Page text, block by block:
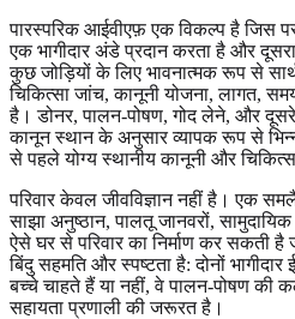
पारस्परिक आईवीएफ़ एक विकल्प है जिस
एक भागीदार अंडे प्रदान करता है और
कुछ जोड़ियों के लिए भावनात्मक रूप से
चिकित्सा जांच, कानूनी योजना, लागत,
है। डोनर, पालन-पोषण, गोद लेने, और दूसरे
कानून स्थान के अनुसार व्यापक रूप से
से पहले योग्य स्थानीय कानूनी और चिकित्सा
परिवार केवल जीवविज्ञान नहीं है। एक
साझा अनुष्ठान, पालतू जानवरों,
ऐसे घर से परिवार का निर्माण कर सकती
बिंदु सहमति और स्पष्टता है: दोनों
बच्चे चाहते हैं या नहीं, वे पालन-पोषण
सहायता प्रणाली की जरूरत है।